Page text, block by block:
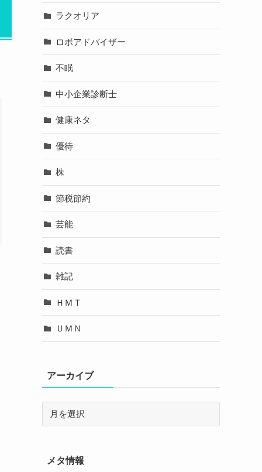
ラクオリア
ロボアドバイザー
不眠
中小企業診断士
健康ネタ
優待
株
節税節約
芸能
読書
雑記
ＨＭＴ
ＵＭＮ
アーカイブ
メタ情報